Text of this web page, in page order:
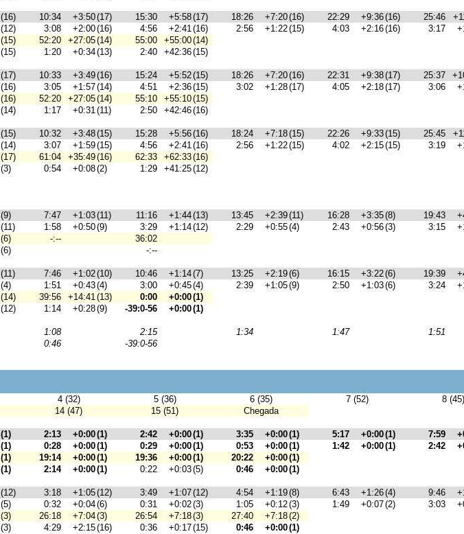
(16) 10:34 +3:50(17) 15:30 +5:58(17) 18:26 +7:20(16) 22:29 +9:36(16) 25:46
(12) 3:08 +2:00(16) 4:56 +2:41(16) 2:56 +1:22(15) 4:03 +2:16(16) 3:17
(15) 52:20 +27:05(14) 55:00 +55:00(14)
(15) 1:20 +0:34(13) 2:40 +42:36(15)
(17) 10:33 +3:49(16) 15:24 +5:52(15) 18:26 +7:20(16) 22:31 +9:38(17) 25:37
(16) 3:05 +1:57(14) 4:51 +2:36(15) 3:02 +1:28(17) 4:05 +2:18(17) 3:06
(16) 52:20 +27:05(14) 55:10 +55:10(15)
(14) 1:17 +0:31(11) 2:50 +42:46(16)
(15) 10:32 +3:48(15) 15:28 +5:56(16) 18:24 +7:18(15) 22:26 +9:33(15) 25:45
(14) 3:07 +1:59(15) 4:56 +2:41(16) 2:56 +1:22(15) 4:02 +2:15(15) 3:19
(17) 61:04 +35:49(16) 62:33 +62:33(16)
(3) 0:54 +0:08(2) 1:29 +41:25(12)
(9) 7:47 +1:03(11) 11:16 +1:44(13) 13:45 +2:39(11) 16:28 +3:35(8) 19:43
(11) 1:58 +0:50(9) 3:29 +1:14(12) 2:29 +0:55(4) 2:43 +0:56(3) 3:15
(6) -:--
36:02
(6) -:--
(11) 7:46 +1:02(10) 10:46 +1:14(7) 13:25 +2:19(6) 16:15 +3:22(6) 19:39
(4) 1:51 +0:43(4) 3:00 +0:45(4) 2:39 +1:05(9) 2:50 +1:03(6) 3:24
(14) 39:56 +14:41(13) 0:00 +0:00(1)
(12) 1:14 +0:28(9) -39:0-56 +0:00(1)
1:08 2:15 1:34 1:47
1:51
0:46 -39:0-56
4 (32) 5 (36) 6 (35) 7 (52)
8 (45)
14 (47) 15 (51) Chegada
(1) 2:13 +0:00(1) 2:42 +0:00(1) 3:35 +0:00(1) 5:17 +0:00(1) 7:59
(1) 0:28 +0:00(1) 0:29 +0:00(1) 0:53 +0:00(1) 1:42 +0:00(1) 2:42
(1) 19:14 +0:00(1) 19:36 +0:00(1) 20:22 +0:00(1)
(1) 2:14 +0:00(1) 0:22 +0:03(5) 0:46 +0:00(1)
(12) 3:18 +1:05(12) 3:49 +1:07(12) 4:54 +1:19(8) 6:43 +1:26(4) 9:46
(5) 0:32 +0:04(6) 0:31 +0:02(3) 1:05 +0:12(3) 1:49 +0:07(2) 3:03
(3) 26:18 +7:04(3) 26:54 +7:18(3) 27:40 +7:18(2)
(3) 4:29 +2:15(16) 0:36 +0:17(15) 0:46 +0:00(1)